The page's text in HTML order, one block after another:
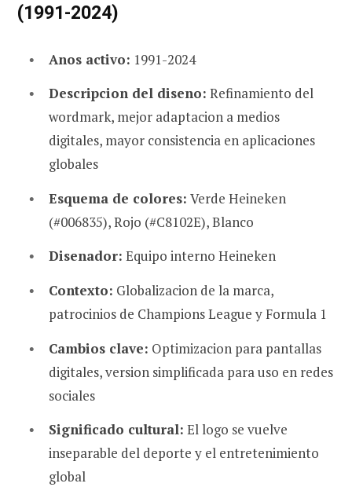
(1991-2024)
Anos activo: 1991-2024
Descripcion del diseno: Refinamiento del
wordmark, mejor adaptacion a medios
digitales, mayor consistencia en aplicaciones
globales
Esquema de colores: Verde Heineken
(#006835), Rojo (#C8102E), Blanco
Disenador: Equipo interno Heineken
Contexto: Globalizacion de la marca,
patrocinios de Champions League y Formula 1
Cambios clave: Optimizacion para pantallas
digitales, version simplificada para uso en redes
sociales
Significado cultural: El logo se vuelve
inseparable del deporte y el entretenimiento
global